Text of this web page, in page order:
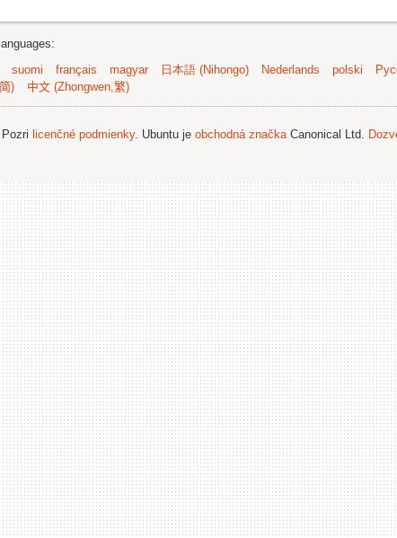
suomi français magyar 日本語 (Nihongo) Nederlands polski
) 中文 (Zhongwen,繁)
licenčné podmienky. Ubuntu je obchodná značkaCanonical Ltd.